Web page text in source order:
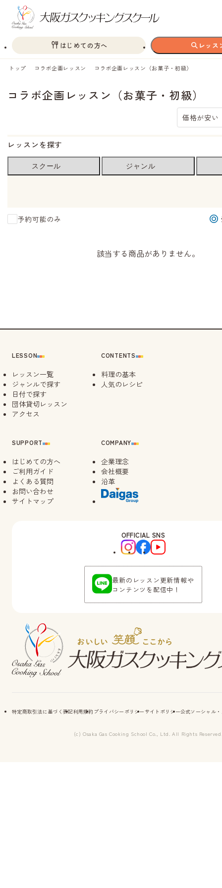
はじめての方へ レッス
トップ コラボ企画レッスン コラボ企画レッスン（お菓子・初級）
コラボ企画レッスン（お菓子・初級）
価格が安い
レッスンを探す
スクール ジャンル
予約可能のみ
該当する商品がありません。
LESSON
レッスン一覧
ジャンルで探す
日付で探す
団体貸切レッスン
アクセス
SUPPORT
はじめての方へ
ご利用ガイド
よくある質問
お問い合わせ
サイトマップ
CONTENTS
料理の基本
人気のレシピ
COMPANY
企業理念
会社概要
沿革
OFFICIAL SNS
最新のレッスン更新情報や
コンテンツを配信中！
特定商取引法に基づく表記利用規約 プライバシーポリシーサイトポリシー公式ソーシャル
(c) Osaka Gas Cooking School Co., Ltd. All Rights